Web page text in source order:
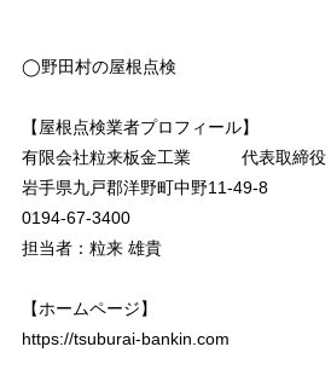
◯野田村の屋根点検
【屋根点検業者プロフィール】
有限会社粒来板金工業 代表取締役
岩手県九戸郡洋野町中野11-49-8
0194-67-3400
担当者：粒来 雄貴
【ホームページ】
https://tsuburai-bankin.com